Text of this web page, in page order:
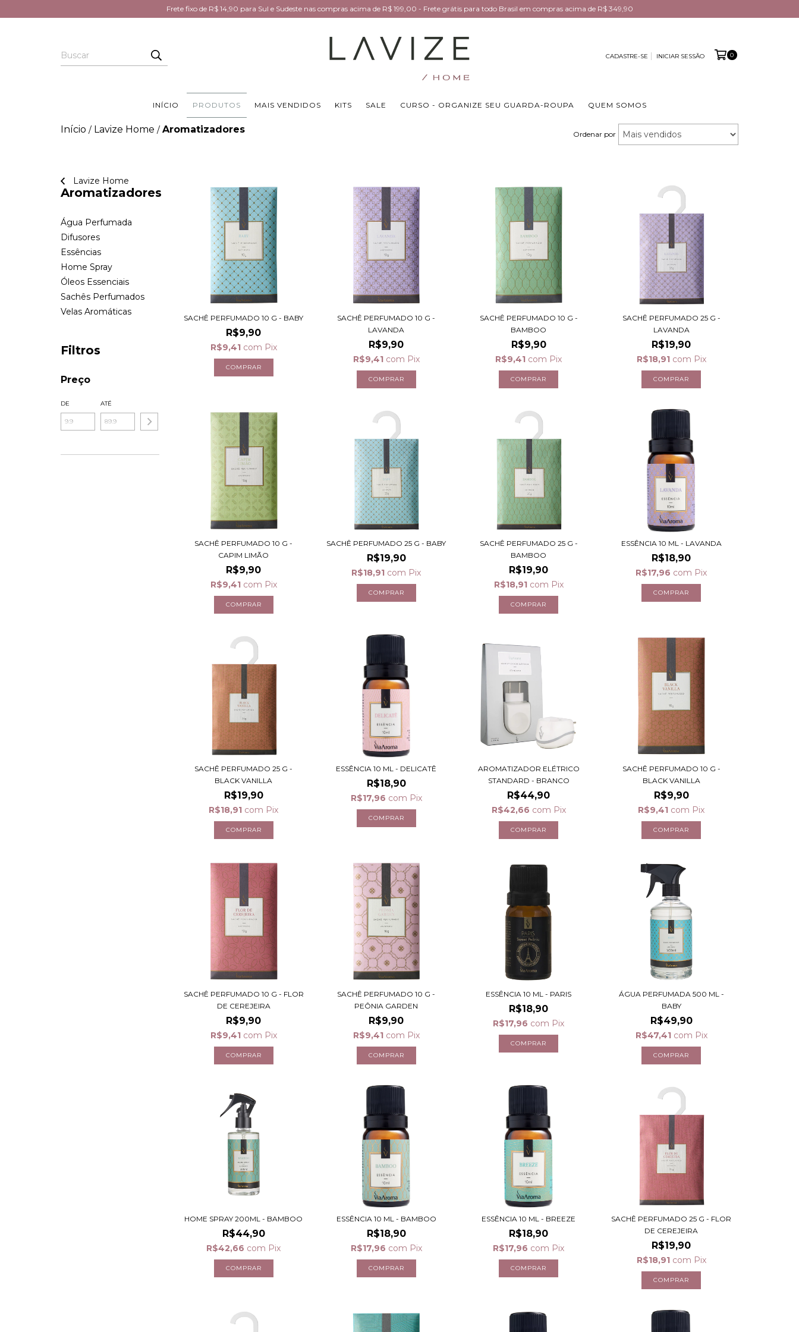
Frete fixo de R$ 14,90 para Sul e Sudeste nas compras acima de R$ 199,00 - Frete grátis para todo Brasil em compras acima de R$ 349,90
CADASTRE-SE INICIAR SESSÃO 0
INÍCIO PRODUTOS MAIS VENDIDOS KITS SALE CURSO - ORGANIZE SEU GUARDA-ROUPA QUEM SOMOS
Início / Lavize Home / Aromatizadores Ordenar por
Lavize Home
Aromatizadores
Água Perfumada
Difusores
Essências
Home Spray
Óleos Essenciais
Sachês Perfumados
Velas Aromáticas
Filtros
Preço
DE ATÉ
SACHÊ PERFUMADO 10 G - BABY
R$9,90
R$9,41 com Pix
SACHÊ PERFUMADO 10 G -
LAVANDA
R$9,90
R$9,41 com Pix
SACHÊ PERFUMADO 10 G -
BAMBOO
R$9,90
R$9,41 com Pix
SACHÊ PERFUMADO 25 G -
LAVANDA
R$19,90
R$18,91 com Pix
SACHÊ PERFUMADO 10 G -
CAPIM LIMÃO
R$9,90
R$9,41 com Pix
SACHÊ PERFUMADO 25 G - BABY
R$19,90
R$18,91 com Pix
SACHÊ PERFUMADO 25 G -
BAMBOO
R$19,90
R$18,91 com Pix
ESSÊNCIA 10 ML - LAVANDA
R$18,90
R$17,96 com Pix
SACHÊ PERFUMADO 25 G -
BLACK VANILLA
R$19,90
R$18,91 com Pix
ESSÊNCIA 10 ML - DELICATÊ
R$18,90
R$17,96 com Pix
AROMATIZADOR ELÉTRICO
STANDARD - BRANCO
R$44,90
R$42,66 com Pix
SACHÊ PERFUMADO 10 G -
BLACK VANILLA
R$9,90
R$9,41 com Pix
SACHÊ PERFUMADO 10 G - FLOR
DE CEREJEIRA
R$9,90
R$9,41 com Pix
SACHÊ PERFUMADO 10 G -
PEÔNIA GARDEN
R$9,90
R$9,41 com Pix
ESSÊNCIA 10 ML - PARIS
R$18,90
R$17,96 com Pix
ÁGUA PERFUMADA 500 ML -
BABY
R$49,90
R$47,41 com Pix
HOME SPRAY 200ML - BAMBOO
R$44,90
R$42,66 com Pix
ESSÊNCIA 10 ML - BAMBOO
R$18,90
R$17,96 com Pix
ESSÊNCIA 10 ML - BREEZE
R$18,90
R$17,96 com Pix
SACHÊ PERFUMADO 25 G - FLOR
DE CEREJEIRA
R$19,90
R$18,91 com Pix